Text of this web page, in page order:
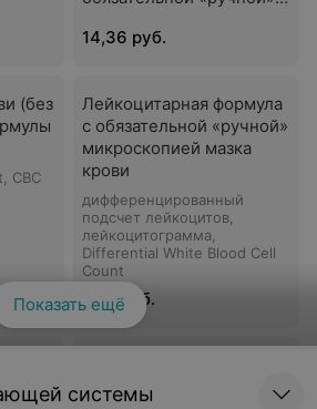
14,36 руб.
(без
CBC
Лейкоцитарная формула
с обязательной «ручной»
микроскопией мазка
крови
дифференцированный
подсчет лейкоцитов,
лейкоцитограмма,
Differential White Blood Cell
Count
7,03 руб.
Показать ещё
системы